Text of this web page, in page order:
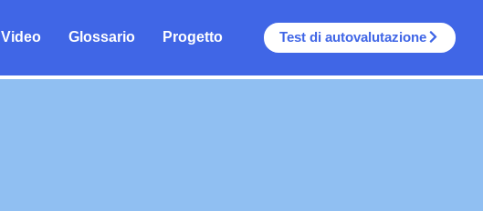
Video Glossario Progetto Test di autovalutazione